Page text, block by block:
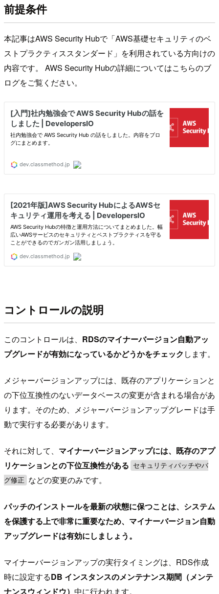
前提条件
本記事はAWS Security Hubで「AWS基礎セキュリティのベ
ストプラクティススタンダード」を利用されている方向けの
内容です。 AWS Security Hubの詳細についてはこちらのブ
ログをご覧ください。
コントロールの説明
このコントロールは、 RDSのマイナーバージョン自動アッ
プグレードが有効になっているかどうかをチェック します。
メジャーバージョンアップには、既存のアプリケーションと
の下位互換性のないデータベースの変更が含まれる場合があ
ります。そのため、メジャーバージョンアップグレードは手
動で実行する必要があります。
それに対して、 マイナーバージョンアップには、既存のアプ
リケーションとの下位互換性がある
セキュリティパッチやバ
グ修正
などの変更のみです。
パッチのインストールを最新の状態に保つことは、システム
を保護する上で非常に重要なため、マイナーバージョン自動
アップグレードは有効にしましょう。
マイナーバージョンアップの実行タイミングは、RDS作成
時に設定するDB インスタンスのメンテナンス期間（メンテ
ナンスウィンドウ） 中に行われます。